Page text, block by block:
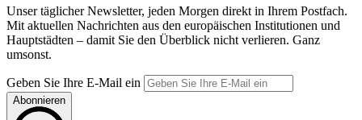
Unser täglicher Newsletter, jeden Morgen direkt in Ihrem Postfach.
Mit aktuellen Nachrichten aus den europäischen Institutionen und
Hauptstädten – damit Sie den Überblick nicht verlieren. Ganz
umsonst.
Geben Sie Ihre E-Mail ein
Abonnieren